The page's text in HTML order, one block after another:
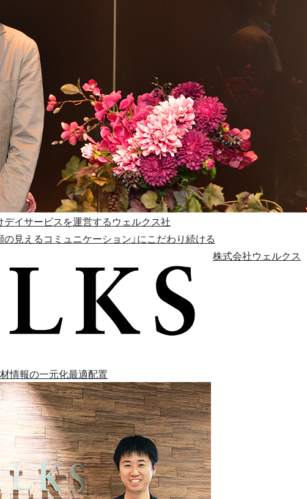
デイサービスを運営するウェルクス社
の見えるコミュニケーション」にこだわり続ける
株式会社ウェルクス
情報の一元化最適配置